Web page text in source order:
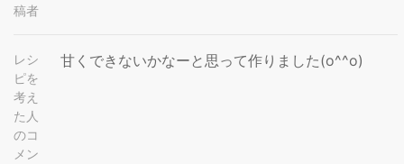
稿者
レシ
ピを
考え
た人
のコ
メン
甘くできないかなーと思って作りました(o^^o)